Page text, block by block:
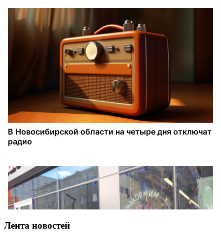
Лента новостей